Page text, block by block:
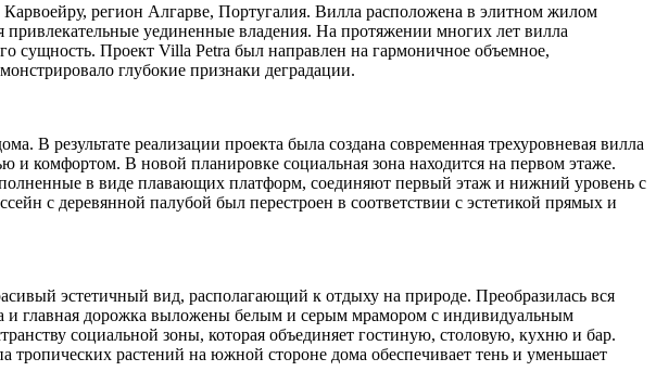
регион Алгарве, Португалия. Вилла расположена в элитном жилом
уединенные владения. На протяжении многих лет вилла
сущность. Проект Villa Petra был направлен на гармоничное объемное,
глубокие признаки деградации.
В результате реализации проекта была создана современная трехуровневая вилла
комфортом. В новой планировке социальная зона находится на первом этаже.
в виде плавающих платформ, соединяют первый этаж и нижний уровень с
с деревянной палубой был перестроен в соответствии с эстетикой прямых и
эстетичный вид, располагающий к отдыху на природе. Преобразилась вся
и главная дорожка выложены белым и серым мрамором с индивидуальным
социальной зоны, которая объединяет гостиную, столовую, кухню и бар.
тропических растений на южной стороне дома обеспечивает тень и уменьшает